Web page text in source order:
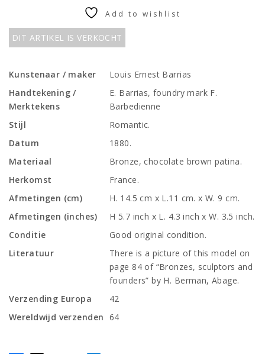
DIT ARTIKEL IS VERKOCHT
Add to wishlist
Kunstenaar / maker
Louis Ernest Barrias
Handtekening /
Merktekens
E. Barrias, foundry mark F.
Barbedienne
Stijl
Romantic.
Datum
1880.
Materiaal
Bronze, chocolate brown patina.
Herkomst
France.
Afmetingen (cm)
H. 14.5 cm x L.11 cm. x W. 9 cm.
Afmetingen (inches)
H 5.7 inch x L. 4.3 inch x W. 3.5 inch.
Conditie
Good original condition.
Literatuur
There is a picture of this model on
page 84 of “Bronzes, sculptors and
founders” by H. Berman, Abage.
Verzending Europa
42
Wereldwijd verzenden 64